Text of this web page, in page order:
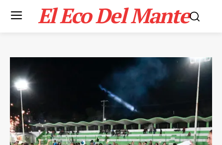
El Eco Del Mante